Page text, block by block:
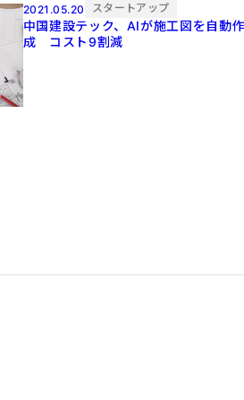
2021.05.20 スタートアップ
中国建設テック、AIが施工図を自動
成 コスト9割減